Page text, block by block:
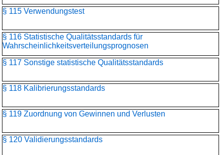
§ 115 Verwendungstest
§ 116 Statistische Qualitätsstandards für
Wahrscheinlichkeitsverteilungs­prognosen
§ 117 Sonstige statistische Qualitätsstandards
§ 118 Kalibrierungsstandards
§ 119 Zuordnung von Gewinnen und Verlusten
§ 120 Validierungsstandards